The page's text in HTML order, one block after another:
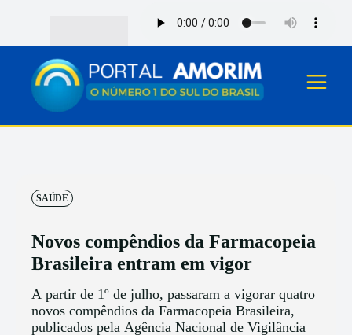
SAÚDE
Novos compêndios da Farmacopeia
Brasileira entram em vigor
A partir de 1º de julho, passaram a vigorar quatro
novos compêndios da Farmacopeia Brasileira,
publicados pela Agência Nacional de Vigilância